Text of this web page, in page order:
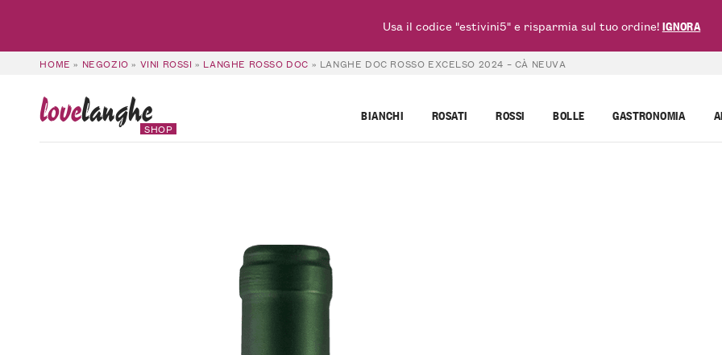
HOME » NEGOZIO » VINI ROSSI » LANGHE ROSSO DOC » LANGHE DOC ROSSO EXCELSO 2024 – CÀ NEUVA
lovelanghe
SHOP
BIANCHI ROSATI ROSSI BOLLE GASTRONOMIA
Usa il codice "estivini5" e risparmia sul tuo ordine!IGNORA